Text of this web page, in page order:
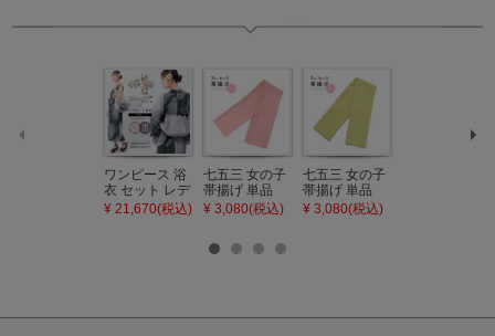
ワンピース 浴
衣 セット レデ
ィース 吸水速
乾 ポリエステ
¥ 21,670(税込)
七五三 女の子
帯揚げ 単品
「灰桃色」日
本製 7歳 女児
びあげ 和装 着
¥ 3,080(税込)
七五三 女の子
帯揚げ 単品
「若葉色」日
本製 7歳 女児
¥ 3,080(税込)